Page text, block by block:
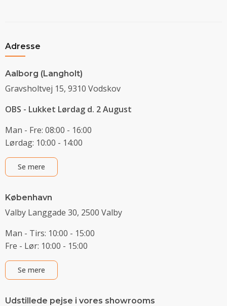
Adresse
Aalborg (Langholt)
Gravsholtvej 15, 9310 Vodskov
OBS - Lukket Lørdag d. 2 August
Man - Fre: 08:00 - 16:00
Lørdag: 10:00 - 14:00
Se mere
København
Valby Langgade 30, 2500 Valby
Man - Tirs: 10:00 - 15:00
Fre - Lør: 10:00 - 15:00
Se mere
Udstillede pejse i vores showrooms